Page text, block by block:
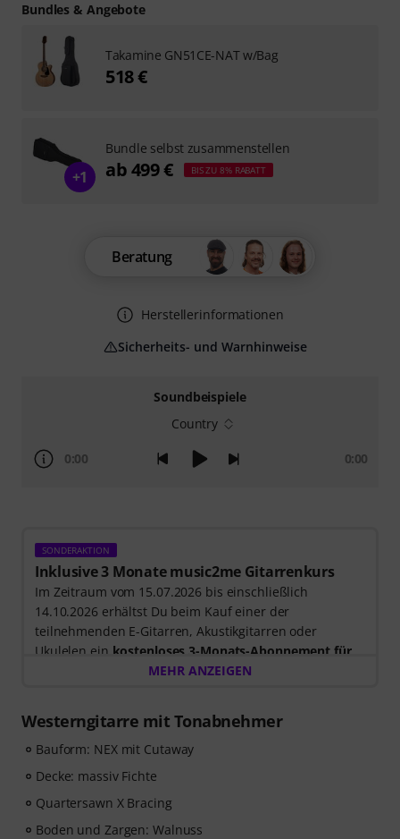
Soundbeispiele
Country
0:00 0:00
SONDERAKTION
Inklusive 3 Monate music2me Gitarrenkurs
Im Zeitraum vom 15.07.2026 bis einschließlich
14.10.2026 erhältst Du beim Kauf einer der
teilnehmenden E-Gitarren, Akustikgitarren oder
Ukulelen ein kostenloses 3-Monats-Abonnement für
einen Onlinekurs von music2me im Wert von EUR
zugesendet. Das music2me Abo endet nach Ablauf
automatisch.
Music2Me, dein Online-Lernportal für Musik mit einem
Ausgezeichnet mit dem deutschen Bildungs-Award
2025/2026 in der Kategorie “E-Learning
MEHR ANZEIGEN
Westerngitarre mit Tonabnehmer
Bauform: NEX mit Cutaway
Decke: massiv Fichte
Quartersawn X Bracing
Boden und Zargen: Walnuss
Beratung
Herstellerinformationen
Sicherheits- und Warnhinweise
Bundles & Angebote
Takamine GN51CE-NAT w/Bag
518 €
+1
Bundle selbst zusammenstellen
ab 499 € BIS ZU 8% RABATT